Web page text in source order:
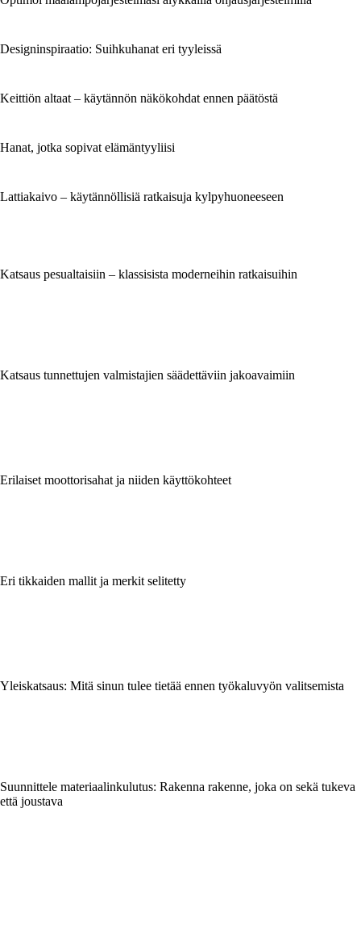
Designinspiraatio: Suihkuhanat eri tyyleissä
Keittiön altaat – käytännön näkökohdat ennen päätöstä
Hanat, jotka sopivat elämäntyyliisi
Lattiakaivo – käytännöllisiä ratkaisuja kylpyhuoneeseen
Katsaus pesualtaisiin – klassisista moderneihin ratkaisuihin
Katsaus tunnettujen valmistajien säädettäviin jakoavaimiin
Erilaiset moottorisahat ja niiden käyttökohteet
Eri tikkaiden mallit ja merkit selitetty
Yleiskatsaus: Mitä sinun tulee tietää ennen työkaluvyön valitsemista
Suunnittele materiaalinkulutus: Rakenna rakenne, joka on sekä tukeva
että joustava